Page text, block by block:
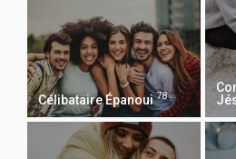
Célibataire Épanoui 78